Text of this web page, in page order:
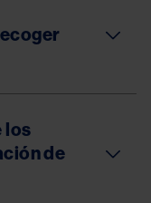
los
de